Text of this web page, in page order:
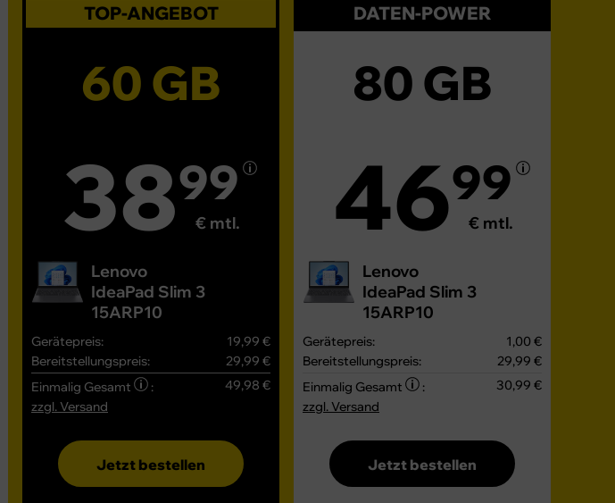
TOP-ANGEBOT
60 GB
3899
€ mtl.
Lenovo
IdeaPad Slim 3
15ARP10
Gerätepreis:
19,99 €
Bereitstellungspreis:
29,99 €
Einmalig Gesamt
:
49,98 €
zzgl. Versand
Jetzt bestellen
DATEN-POWER
80 GB
4699
€ mtl.
Lenovo
IdeaPad Slim 3
15ARP10
Gerätepreis:
1,00 €
Bereitstellungspreis:
29,99 €
Einmalig Gesamt
:
30,99 €
zzgl. Versand
Jetzt bestellen